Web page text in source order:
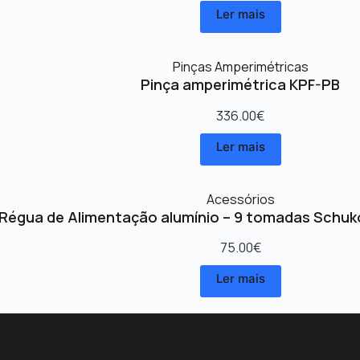
Ler mais
Pinças Amperimétricas
Pinça amperimétrica KPF-PB
336.00€
Ler mais
Acessórios
Régua de Alimentação alumínio – 9 tomadas
75.00€
Ler mais